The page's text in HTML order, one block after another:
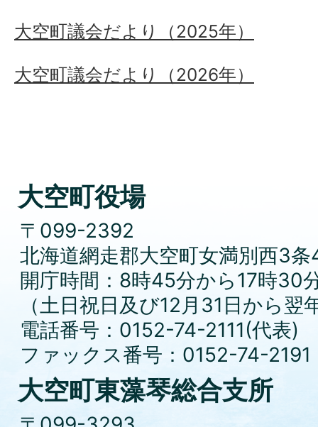
大空町議会だより（2025年）
大空町議会だより（2026年）
大空町役場
〒099-2392
北海道網走郡大空町女満別西3条
開庁時間：8時45分から17時30
（土日祝日及び12月31日から
電話番号：0152-74-2111(代表)
ファックス番号：0152-74-2191
大空町東藻琴総合支所